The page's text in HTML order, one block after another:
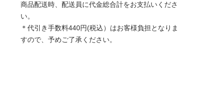
商品配送時、配送員に代金総合計をお支払いくださ
い。
＊代引き手数料440円(税込）はお客様負担となりま
すので、予めご了承ください。